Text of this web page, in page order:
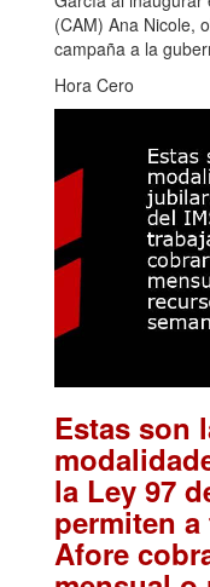
(CAM) Ana Nicole,
campaña a la
Hora Cero
Estas son
la Ley 97
permiten
Afore